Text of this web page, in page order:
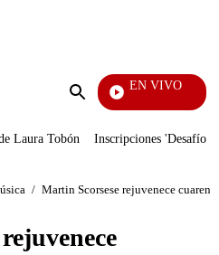
Enviar
EN VIVO
Vecinos
Laura Tobón Inscripciones 'Desafío'
/ Martin Scorsese rejuvenece